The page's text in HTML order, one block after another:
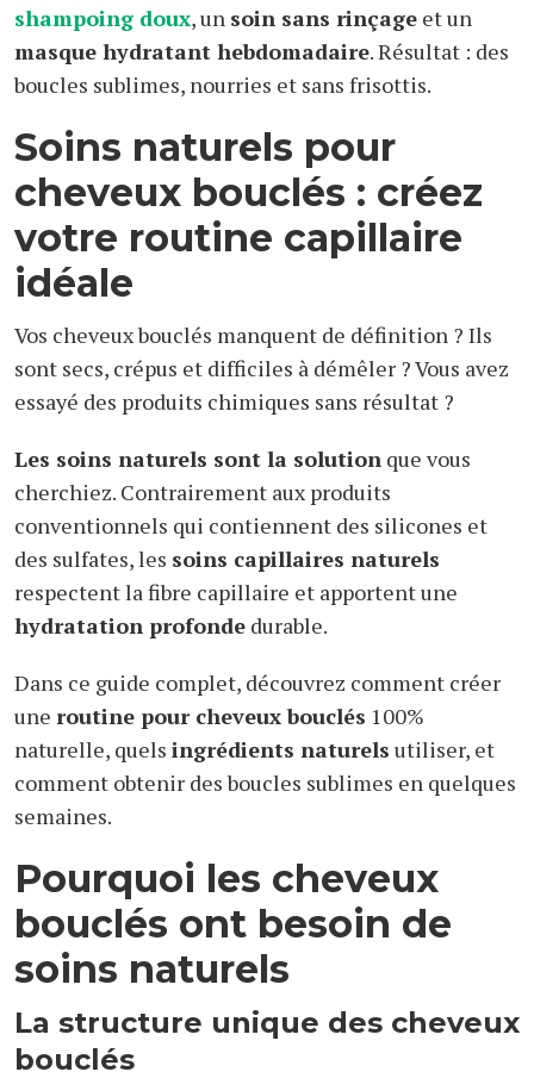
shampoing doux, un soin sans rinçage et un
masque hydratant hebdomadaire. Résultat : des
boucles sublimes, nourries et sans frisottis.
Soins naturels pour
cheveux bouclés : créez
votre routine capillaire
idéale
Vos cheveux bouclés manquent de définition ? Ils
sont secs, crépus et difficiles à démêler ? Vous avez
essayé des produits chimiques sans résultat ?
Les soins naturels sont la solution que vous
cherchiez. Contrairement aux produits
conventionnels qui contiennent des silicones et
des sulfates, les soins capillaires naturels
respectent la fibre capillaire et apportent une
hydratation profonde durable.
Dans ce guide complet, découvrez comment créer
une routine pour cheveux bouclés 100%
naturelle, quels ingrédients naturels utiliser, et
comment obtenir des boucles sublimes en quelques
semaines.
Pourquoi les cheveux
bouclés ont besoin de
soins naturels
La structure unique des cheveux
bouclés